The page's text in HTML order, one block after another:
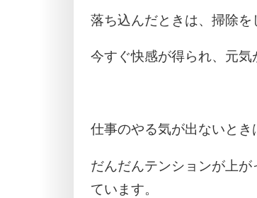
落ち込んだときは、掃除を
今すぐ快感が得られ、元気
仕事のやる気が出ないとき
だんだんテンションが上
ています。